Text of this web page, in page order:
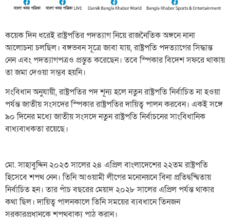
কয়েক দিন ধরেই রাষ্ট্রপতির পদত্যাগ নিয়ে রাজনৈতিক অঙ্গনে নানা
আলোচনা চলছিল। বঙ্গভবন সূত্রে জাবা যায়, রাষ্ট্রপতি পদত্যাগের সিদ্ধান্ত
নেন এবং পদত্যাগপত্রও প্রস্তুত করেছেন। তবে স্পিকার বিদেশ সফরে থাকায়
তা জমা দেওয়া সম্ভব হয়নি।
সংবিধান অনুযায়ী, রাষ্ট্রপতির পদ শূন্য হলে নতুন রাষ্ট্রপতি নির্বাচিত না হওয়া
পর্যন্ত জাতীয় সংসদের স্পিকার রাষ্ট্রপতির দায়িত্ব পালন করবেন। একই সঙ্গে
৯০ দিনের মধ্যে জাতীয় সংসদে নতুন রাষ্ট্রপতি নির্বাচনের সাংবিধানিক
বাধ্যবাধকতা রয়েছে।
মো. সাহাবুদ্দিন ২০২৩ সালের ২৪ এপ্রিল বাংলাদেশের ২২তম রাষ্ট্রপতি
হিসেবে শপথ নেন। তিনি আওয়ামী লীগের মনোনয়নে বিনা প্রতিদ্বন্দ্বিতায়
নির্বাচিত হন। তার পাঁচ বছরের মেয়াদ ২০২৮ সালের এপ্রিল পর্যন্ত থাকার
কথা ছিল। দায়িত্ব পালনকালে তিনি সময়ের ব্যবধানে তিনজন
সরকারপ্রধানকে শপথবাক্য পাঠ করান।